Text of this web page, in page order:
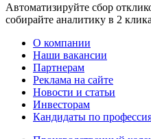
Автоматизируйте сбор
собирайте аналитику в 2 клика
О компании
Наши вакансии
Партнерам
Реклама на сайте
Новости и статьи
Инвесторам
Кандидаты по